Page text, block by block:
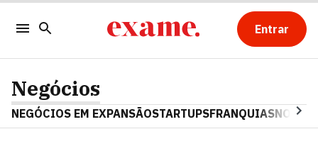
Entrar
Negócios
NEGÓCIOS EM EXPANSÃOSTARTUPSFRANQUIAS